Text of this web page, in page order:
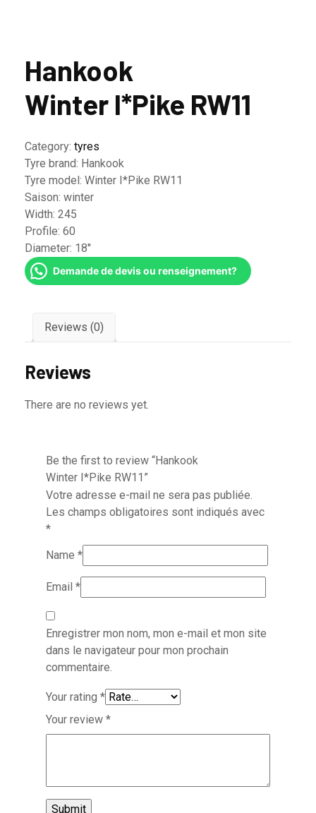
Hankook
Winter I*Pike RW11
Category: tyres
Tyre brand: Hankook
Tyre model: Winter I*Pike RW11
Saison: winter
Width: 245
Profile: 60
Diameter: 18''
Demande de devis ou renseignement?
Reviews (0)
Reviews
There are no reviews yet.
Be the first to review “Hankook
Winter I*Pike RW11”
Votre adresse e-mail ne sera pas publiée.
Les champs obligatoires sont indiqués avec
*
Name *
Email *
Enregistrer mon nom, mon e-mail et mon site
dans le navigateur pour mon prochain
commentaire.
Your rating *
Your review *